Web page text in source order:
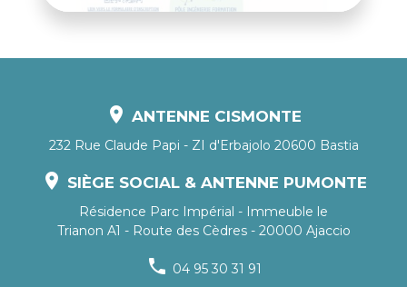
location_on ANTENNE CISMONTE
232 Rue Claude Papi - ZI d'Erbajolo 20600 Bastia
location_on SIÈGE SOCIAL & ANTENNE PUMONTE
Résidence Parc Impérial - Immeuble le
Trianon A1 - Route des Cèdres - 20000 Ajaccio
phone 04 95 30 31 91